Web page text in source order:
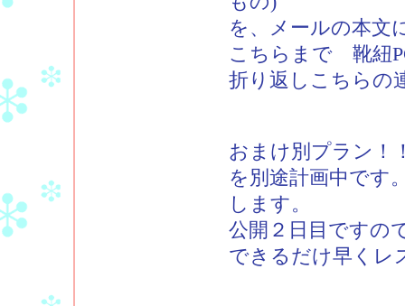
を、メールの本文
こちらまで 靴紐
折り返しこちらの
おまけ別プラン！
を別途計画中です
します。
公開２日目ですの
できるだけ早くレ